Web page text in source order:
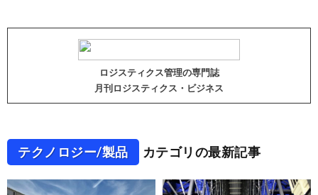
ロジスティクス管理の専門誌
月刊ロジスティクス・ビジネス
テクノロジー/製品 カテゴリの最新記事